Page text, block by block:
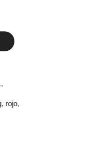
,
, rojo,